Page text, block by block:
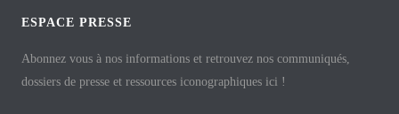
ESPACE PRESSE
Abonnez vous à nos informations et retrouvez nos communiqués,
dossiers de presse et ressources iconographiques ici !